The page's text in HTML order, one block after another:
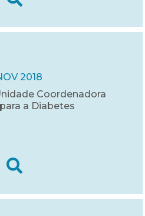
2018
Coordenadora
a Diabetes